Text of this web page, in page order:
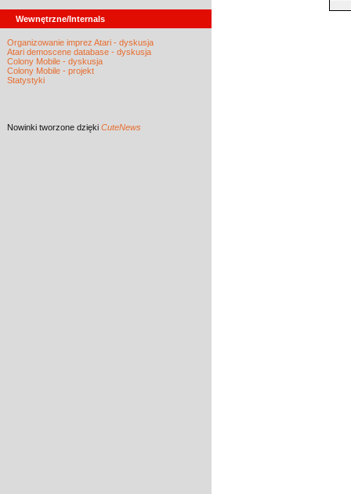
Wewnętrzne/Internals
Organizowanie imprez Atari - dyskusja
Atari demoscene database - dyskusja
Colony Mobile - dyskusja
Colony Mobile - projekt
Statystyki
Nowinki tworzone dzięki CuteNews